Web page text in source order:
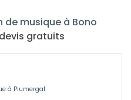
musique à Bono
gratuits
à Plumergat